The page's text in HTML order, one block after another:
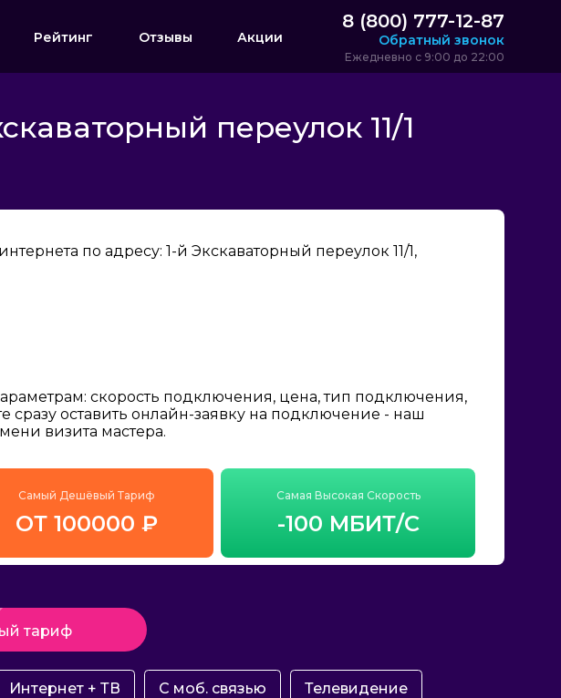
Рейтинг Отзывы Акции
8 (800) 777-12-87
Обратный звонок
Ежедневно с 9:00 до 22:00
переулок 11/1
по адресу: 1-й Экскаваторный переулок 11/1,
скорость подключения, цена, тип подключения,
оставить онлайн-заявку на подключение - наш
визита мастера.
Самый Дешёвый Тариф
ОТ 100000 ₽
Самая Высокая Скорость
-100 МБИТ/С
тариф
Интернет + ТВ С моб. связью Телевидение